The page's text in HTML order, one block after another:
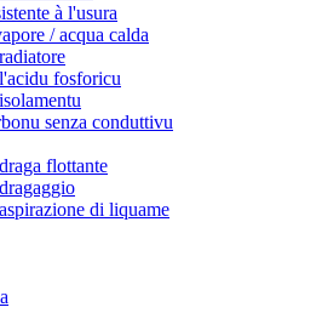
à l'usura
/ acqua calda
fosforicu
senza conduttivu
flottante
di liquame